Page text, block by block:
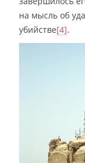
на мысль об
убийстве[4].